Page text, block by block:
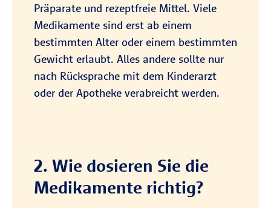
Präparate und rezeptfreie Mittel. Viele
Medikamente sind erst ab einem
bestimmten Alter oder einem bestimmten
Gewicht erlaubt. Alles andere sollte nur
nach Rücksprache mit dem Kinderarzt
oder der Apotheke verabreicht werden.
2. Wie dosieren Sie die
Medikamente richtig?